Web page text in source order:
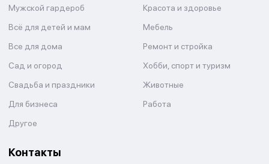
Мужской гардероб
Красота и здоровье
Всё для детей и мам
Мебель
Все для дома
Ремонт и стройка
Сад и огород
Хобби, спорт и туризм
Свадьба и праздники
Животные
Для бизнеса
Работа
Другое
Контакты